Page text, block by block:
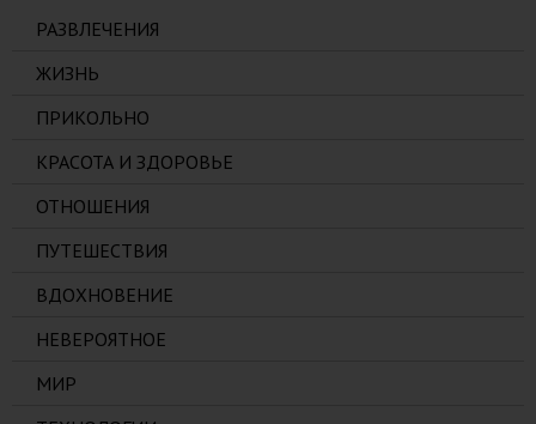
РАЗВЛЕЧЕНИЯ
ЖИЗНЬ
ПРИКОЛЬНО
КРАСОТА И ЗДОРОВЬЕ
ОТНОШЕНИЯ
ПУТЕШЕСТВИЯ
ВДОХНОВЕНИЕ
НЕВЕРОЯТНОЕ
МИР